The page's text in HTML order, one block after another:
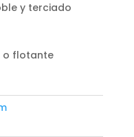
y terciado
o flotante